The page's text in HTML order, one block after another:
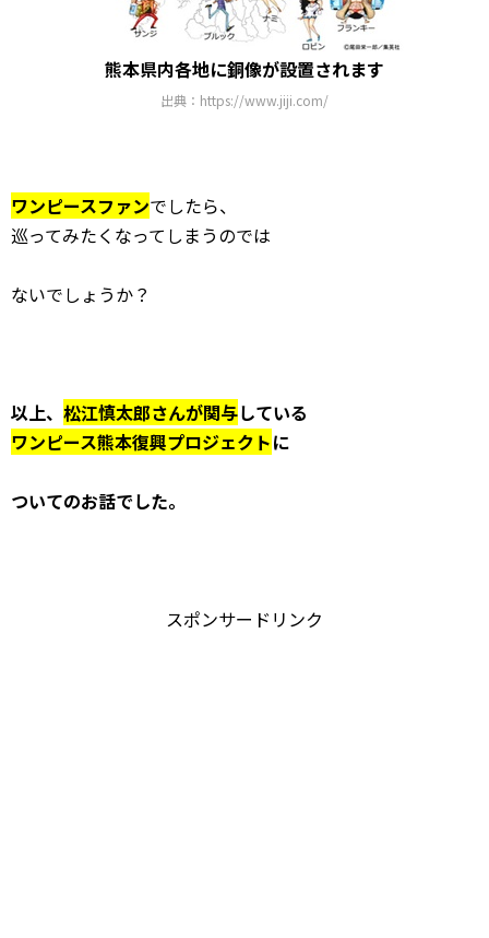
熊本県内各地に銅像が設置されます
出典：https://www.jiji.com/
ワンピースファンでしたら、
巡ってみたくなってしまうのでは
ないでしょうか？
以上、 松江慎太郎さんが関与している
ワンピース熊本復興プロジェクトに
ついてのお話でした。
スポンサードリンク